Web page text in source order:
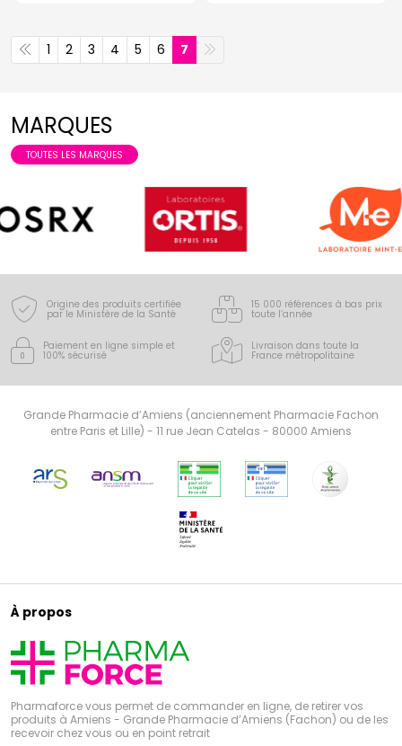
1 2 3 4 5 6 7
MARQUES
TOUTES LES MARQUES
Origine des produits certifiée
par le Ministère de la Santé
15 000 références à bas prix
toute l’année
Paiement en ligne simple et
100% sécurisé
Livraison dans toute la
France métropolitaine
Grande Pharmacie d’Amiens (anciennement Pharmacie Fachon
entre Paris et Lille) - 11 rue Jean Catelas - 80000 Amiens
À propos
Pharmaforce vous permet de commander en ligne, de retirer vos
produits à Amiens - Grande Pharmacie d’Amiens (Fachon) ou de les
recevoir chez vous ou en point retrait